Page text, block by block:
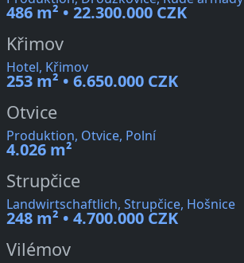
486 m² • 22.300.000 CZK
Křimov
Hotel, Křimov
253 m² • 6.650.000 CZK
Otvice
Produktion, Otvice, Polní
4.026 m²
Strupčice
Landwirtschaftlich, Strupčice, Hošnice
248 m² • 4.700.000 CZK
Vilémov